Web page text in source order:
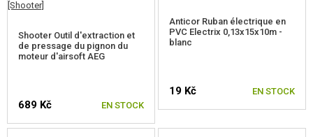
Shooter Outil d'extraction et
de pressage du pignon du
moteur d'airsoft AEG
689 Kč EN STOCK
Anticor Ruban électrique en
PVC Electrix 0,13x15x10m -
blanc
19 Kč EN STOCK